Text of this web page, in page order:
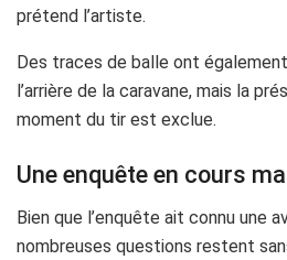
prétend l’artiste.
Des traces de balle ont
l’arrière de la caravane, mais la
moment du tir est exclue.
Une enquête en cours
Bien que l’enquête ait connu une
nombreuses questions restent